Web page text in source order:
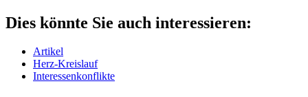
Dies könnte Sie auch interessieren:
Artikel
Herz-Kreislauf
Interessenkonflikte